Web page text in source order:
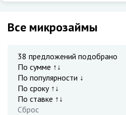
Все микрозаймы
38 предложений подобрано
По сумме ↑↓
По популярности ↓
По сроку ↑↓
По ставке ↑↓
Сброс